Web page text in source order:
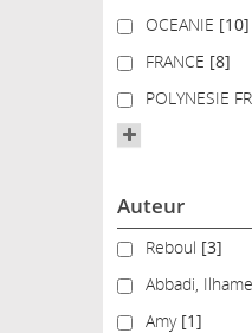
OCEANIE
OCEANIE [10]
FRANCEFRANCE [8]
POLYNESIE
POLYNESIE
Auteur
ReboulReboul [3]
Abbadi, Ilhame
Abbadi, Ilhame
AmyAmy [1]